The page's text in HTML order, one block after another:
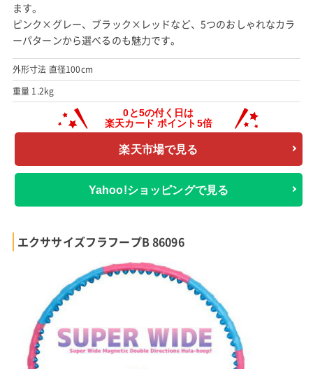
ます。
ピンク×グレー、ブラック×レッドなど、5つのおしゃれなカラ
ーパターンから選べるのも魅力です。
外形寸法 直径100cm
重量 1.2kg
楽天市場で見る
Yahoo!ショッピングで見る
エクササイズフラフープB 86096